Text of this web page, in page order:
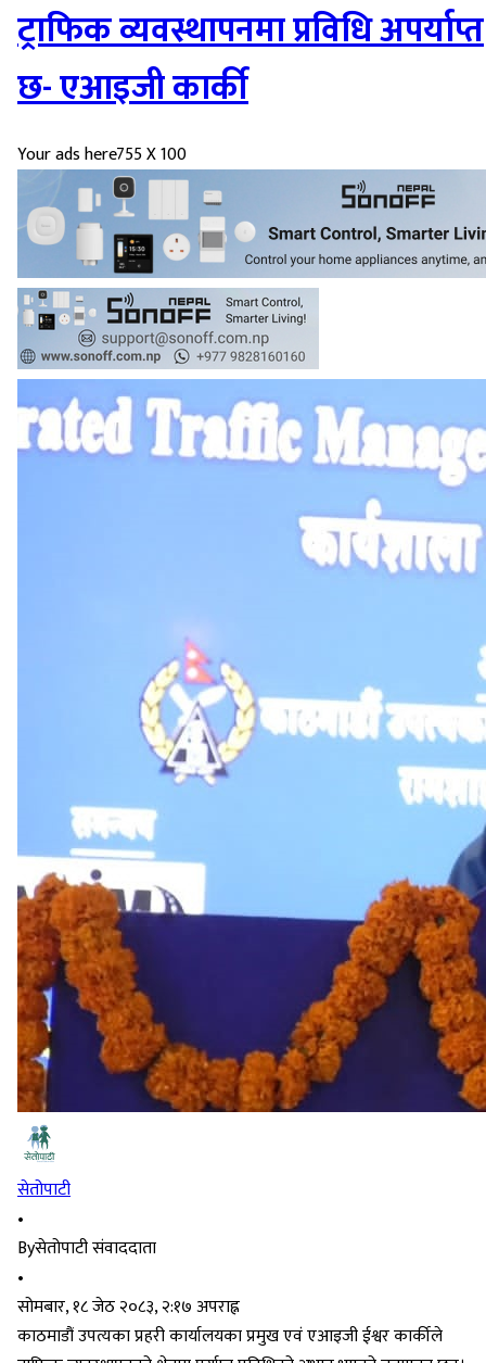
ट्राफिक व्यवस्थापनमा प्रविधि अपर्याप्त
छ- एआइजी कार्की
Your ads here755 X 100
सेतोपाटी
•
Byसेतोपाटी संवाददाता
•
सोमबार, १८ जेठ २०८३, २:१७ अपराह्न
काठमाडौं उपत्यका प्रहरी कार्यालयका प्रमुख एवं एआइजी ईश्वर कार्कीले